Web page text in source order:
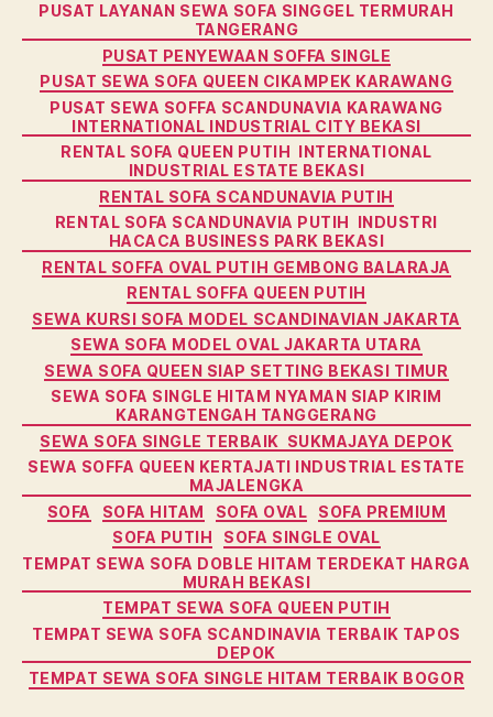
PUSAT LAYANAN SEWA SOFA SINGGEL TERMURAH
TANGERANG
PUSAT PENYEWAAN SOFFA SINGLE
PUSAT SEWA SOFA QUEEN CIKAMPEK KARAWANG
PUSAT SEWA SOFFA SCANDUNAVIA KARAWANG
INTERNATIONAL INDUSTRIAL CITY BEKASI
RENTAL SOFA QUEEN PUTIH INTERNATIONAL
INDUSTRIAL ESTATE BEKASI
RENTAL SOFA SCANDUNAVIA PUTIH
RENTAL SOFA SCANDUNAVIA PUTIH INDUSTRI
HACACA BUSINESS PARK BEKASI
RENTAL SOFFA OVAL PUTIH GEMBONG BALARAJA
RENTAL SOFFA QUEEN PUTIH
SEWA KURSI SOFA MODEL SCANDINAVIAN JAKARTA
SEWA SOFA MODEL OVAL JAKARTA UTARA
SEWA SOFA QUEEN SIAP SETTING BEKASI TIMUR
SEWA SOFA SINGLE HITAM NYAMAN SIAP KIRIM
KARANGTENGAH TANGGERANG
SEWA SOFA SINGLE TERBAIK SUKMAJAYA DEPOK
SEWA SOFFA QUEEN KERTAJATI INDUSTRIAL ESTATE
MAJALENGKA
SOFA
SOFA HITAM SOFA OVAL
SOFA PREMIUM
SOFA PUTIH
SOFA SINGLE OVAL
TEMPAT SEWA SOFA DOBLE HITAM TERDEKAT HARGA
MURAH BEKASI
TEMPAT SEWA SOFA QUEEN PUTIH
TEMPAT SEWA SOFA SCANDINAVIA TERBAIK TAPOS
DEPOK
TEMPAT SEWA SOFA SINGLE HITAM TERBAIK BOGOR